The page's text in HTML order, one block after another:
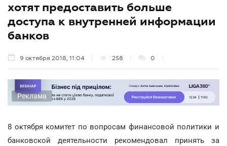
хотят предоставить больше
доступа к внутренней информации
банков
9 октября 2018, 11:04 258 0
Реклама
8 октября комитет по вопросам финансовой политики и
банковской деятельности рекомендовал принять за